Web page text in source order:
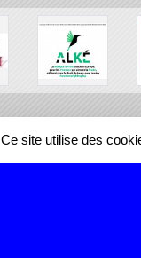
Ce site utilise des